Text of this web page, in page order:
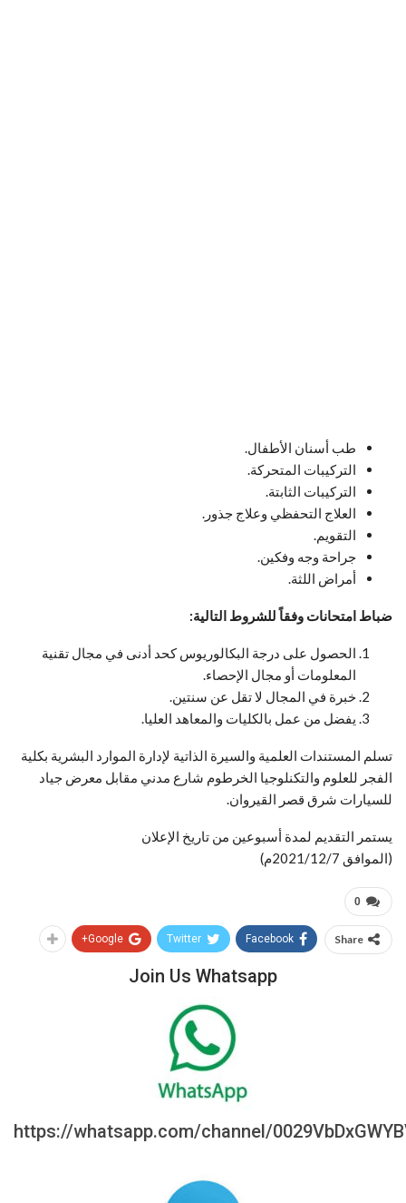
طب أسنان الأطفال.
التركيبات المتحركة.
التركيبات الثابتة.
العلاج التحفظي وعلاج جذور.
التقويم.
جراحة وجه وفكين.
أمراض اللثة.
ضباط امتحانات وفقاً للشروط التالية:
الحصول على درجة البكالوريوس كحد أدنى في مجال تقنية
المعلومات أو مجال الإحصاء.
خبرة في المجال لا تقل عن سنتين.
يفضل من عمل بالكليات والمعاهد العليا.
تسلم المستندات العلمية والسيرة الذاتية لإدارة الموارد البشرية بكلية
الفجر للعلوم والتكنلوجيا الخرطوم شارع مدني مقابل معرض جياد
للسيارات شرق قصر القيروان.
يستمر التقديم لمدة أسبوعين من تاريخ الإعلان
(الموافق 2021/12/7م)
0
Share
Facebook
Twitter
Google+
Join Us Whatsapp
https://whatsapp.com/channel/